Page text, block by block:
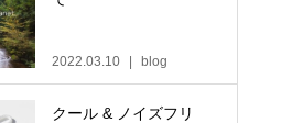
2022.03.10 blog
クール & ノイズフリ